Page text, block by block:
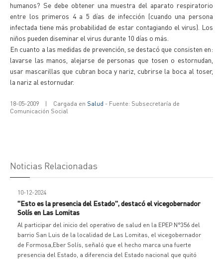
humanos? Se debe obtener una muestra del aparato respiratorio
entre los primeros 4 a 5 días de infección (cuando una persona
infectada tiene más probabilidad de estar contagiando el virus). Los
niños pueden diseminar el virus durante 10 días o más.
En cuanto a las medidas de prevención, se destacó que consisten en:
lavarse las manos, alejarse de personas que tosen o estornudan,
usar mascarillas que cubran boca y nariz, cubrirse la boca al toser,
la nariz al estornudar.
18-05-2009 | Cargada en Salud - Fuente: Subsecretaría de
Comunicación Social
Noticias Relacionadas
10-12-2024
"Esto es la presencia del Estado", destacó el vicegobernador
Solís en Las Lomitas
Al participar del inicio del operativo de salud en la EPEP N°356 del
barrio San Luis de la localidad de Las Lomitas, el vicegobernador
de Formosa,Eber Solís, señaló que el hecho marca una fuerte
presencia del Estado, a diferencia del Estado nacional que quitó